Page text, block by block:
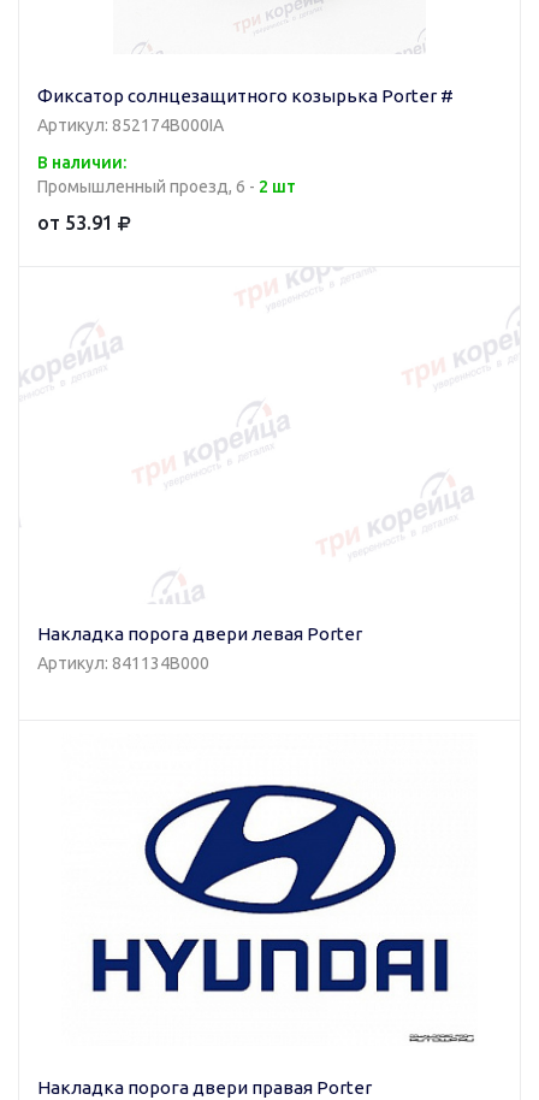
Фиксатор солнцезащитного козырька Porter #
Артикул: 852174B000IA
В наличии:
Промышленный проезд, 6 - 2 шт
от 53.91
Накладка порога двери левая Porter
Артикул: 841134B000
Накладка порога двери правая Porter